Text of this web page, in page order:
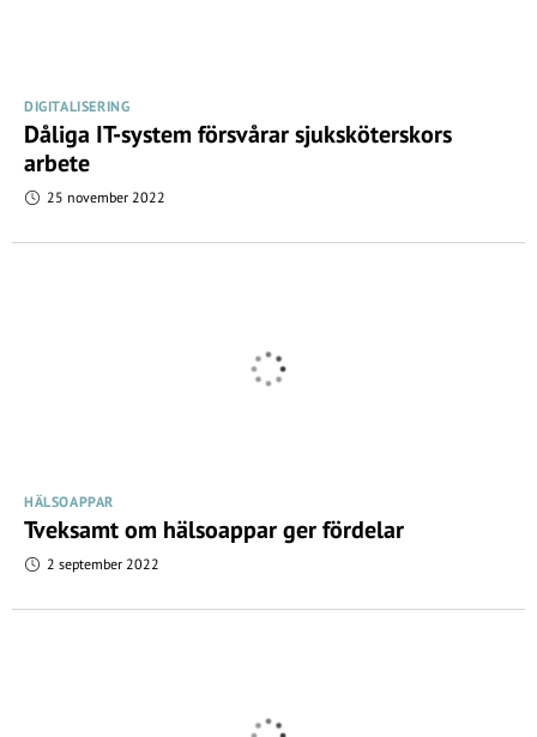
DIGITALISERING
Dåliga IT-system försvårar sjuksköterskors
arbete
25 november 2022
HÄLSOAPPAR
Tveksamt om hälsoappar ger fördelar
2 september 2022